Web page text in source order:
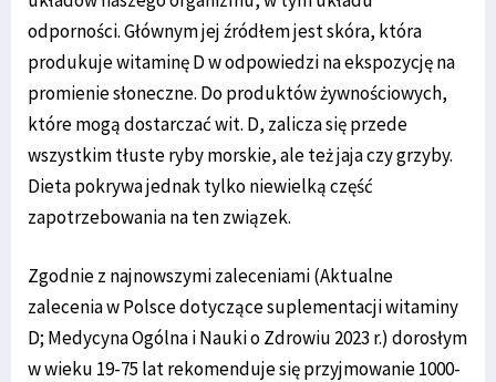
odporności. Głównym jej źródłem jest skóra, która
produkuje witaminę D w odpowiedzi na ekspozycję na
promienie słoneczne. Do produktów żywnościowych,
które mogą dostarczać wit. D, zalicza się przede
wszystkim tłuste ryby morskie, ale też jaja czy grzyby.
Dieta pokrywa jednak tylko niewielką część
zapotrzebowania na ten związek.
Zgodnie z najnowszymi zaleceniami (Aktualne
zalecenia w Polsce dotyczące suplementacji witaminy
D; Medycyna Ogólna i Nauki o Zdrowiu 2023 r.) dorosłym
w wieku 19-75 lat rekomenduje się przyjmowanie 1000-